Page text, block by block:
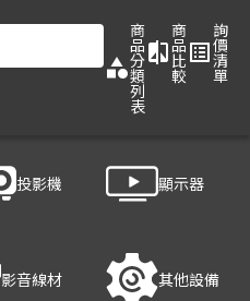
category
商
品
分
類
列
表
compare
商
品
比
較
list_alt
詢
價
清
單
投影機 顯示器
影音線材 其他設備